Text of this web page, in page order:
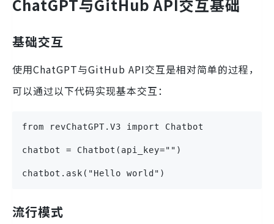
ChatGPT与GitHub API交互基础
基础交互
使用ChatGPT与GitHub API交互是相对简单的过程，
可以通过以下代码实现基本交互：
from revChatGPT.V3 import Chatbot
chatbot = Chatbot(api_key="")
chatbot.ask("Hello world")
流行模式